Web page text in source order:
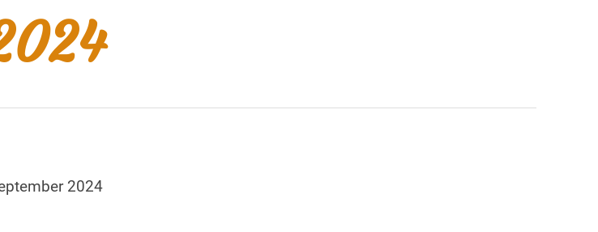
2024